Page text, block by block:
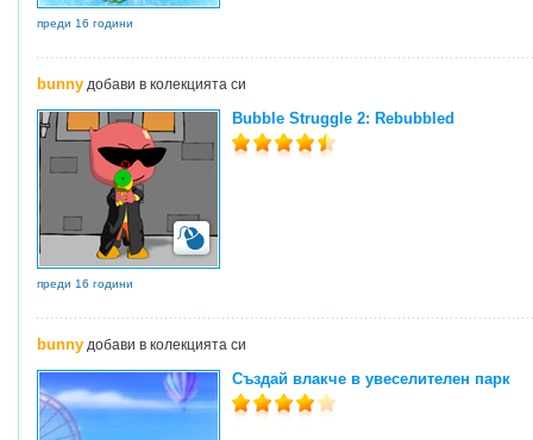
преди 16 години
bunny добави в колекцията си
Bubble Struggle 2: Rebubbled
преди 16 години
bunny добави в колекцията си
Създай влакче в увеселителен парк